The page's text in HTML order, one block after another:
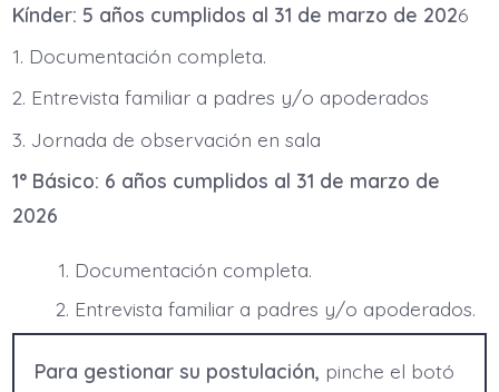
Kínder: 5 años cumplidos al 31 de marzo de 2026
1. Documentación completa.
2. Entrevista familiar a padres y/o apoderados
3. Jornada de observación en sala
1° Básico: 6 años cumplidos al 31 de marzo de
2026
Documentación completa.
Entrevista familiar a padres y/o apoderados.
Para gestionar su postulación, pinche el botó